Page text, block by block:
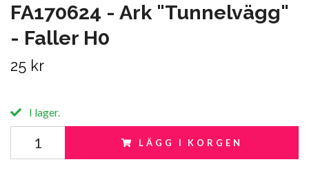
FA170624 - Ark "Tunnelvägg"
- Faller H0
25 kr
I lager.
LÄGG I KORGEN